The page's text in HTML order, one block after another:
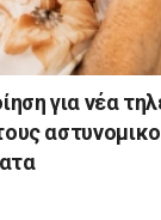
για νέα